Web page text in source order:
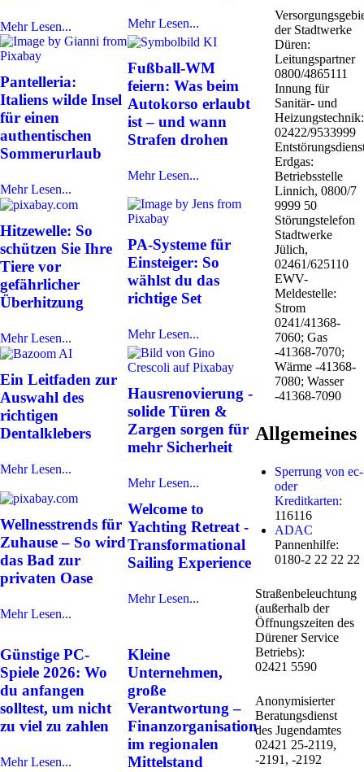
Mehr Lesen... Mehr Lesen...
Pantelleria:
Italiens wilde Insel
für einen
authentischen
Sommerurlaub
Mehr Lesen...
Fußball-WM
feiern: Was beim
Autokorso erlaubt
ist – und wann
Strafen drohen
Mehr Lesen...
Hitzewelle: So
schützen Sie Ihre
Tiere vor
gefährlicher
Überhitzung
Mehr Lesen...
PA-Systeme für
Einsteiger: So
wählst du das
richtige Set
Mehr Lesen...
Ein Leitfaden zur
Auswahl des
richtigen
Dentalklebers
Mehr Lesen...
Hausrenovierung -
solide Türen &
Zargen sorgen für
mehr Sicherheit
Mehr Lesen...
Wellnesstrends für
Zuhause – So wird
das Bad zur
privaten Oase
Mehr Lesen...
Welcome to
Yachting Retreat -
Transformational
Sailing Experience
Mehr Lesen...
Günstige PC-
Spiele 2026: Wo
du anfangen
solltest, um nicht
zu viel zu zahlen
Mehr Lesen...
Kleine
Unternehmen,
große
Verantwortung –
Finanzorganisation
im regionalen
Mittelstand
der Stadtwerke
Düren:
Leitungspartner
0800/4865111
Innung für
Sanitär- und
Heizungstechnik:
02422/9533999
Erdgas:
Betriebsstelle
Linnich, 0800/7
9999 50
Störungstelefon
Stadtwerke
Jülich,
02461/625110
EWV-
Meldestelle:
Strom
0241/41368-
7060; Gas
-41368-7070;
Wärme -41368-
7080; Wasser
-41368-7090
Allgemeines
Sperrung von ec-
oder
Kreditkarten:
116116
ADAC
Pannenhilfe:
0180-2 22 22 22
Straßenbeleuchtung
(außerhalb der
Öffnungszeiten des
Dürener Service
Betriebs):
02421 5590
Anonymisierter
Beratungsdienst
des Jugendamtes
02421 25-2119,
-2191, -2192